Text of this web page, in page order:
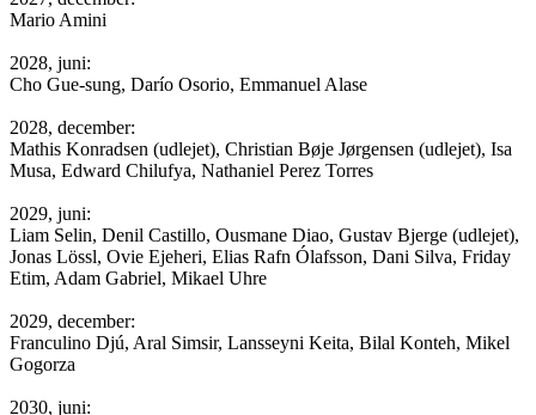
Mario Amini
2028, juni:
Cho Gue-sung, Darío Osorio, Emmanuel Alase
2028, december:
Mathis Konradsen (udlejet), Christian Bøje Jørgensen (udlejet), Isa
Musa, Edward Chilufya, Nathaniel Perez Torres
2029, juni:
Liam Selin, Denil Castillo, Ousmane Diao, Gustav Bjerge (udlejet),
Jonas Lössl, Ovie Ejeheri, Elias Rafn Ólafsson, Dani Silva, Friday
Etim, Adam Gabriel, Mikael Uhre
2029, december:
Franculino Djú, Aral Simsir, Lansseyni Keita, Bilal Konteh, Mikel
Gogorza
2030, juni: